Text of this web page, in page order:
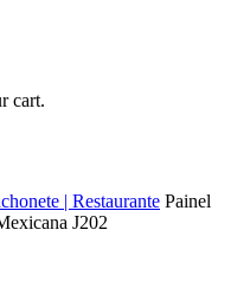
cart.
| Restaurante Painel
J202